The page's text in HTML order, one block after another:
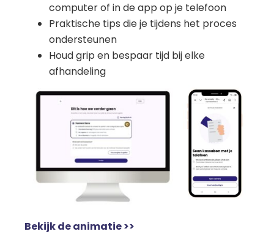
computer of in de app op je telefoon
Praktische tips die je tijdens het proces
ondersteunen
Houd grip en bespaar tijd bij elke
afhandeling
Bekijk de animatie >>